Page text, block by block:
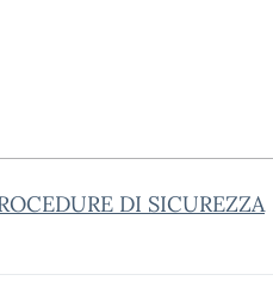
DI SICUREZZA